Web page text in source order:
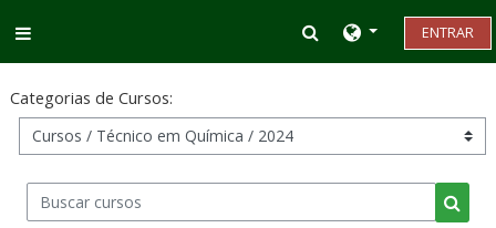
Alternar entrada
ENTRAR
Categorias de Cursos:
Buscar cursos